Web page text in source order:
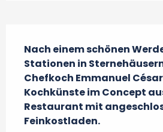
Nach einem schönen
Stationen in
Chefkoch Emmanuel
Kochkünste im Concept
Restaurant mit
Feinkostladen.